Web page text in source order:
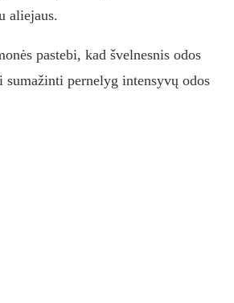
aliejaus.
pastebi, kad švelnesnis odos
sumažinti pernelyg intensyvų odos